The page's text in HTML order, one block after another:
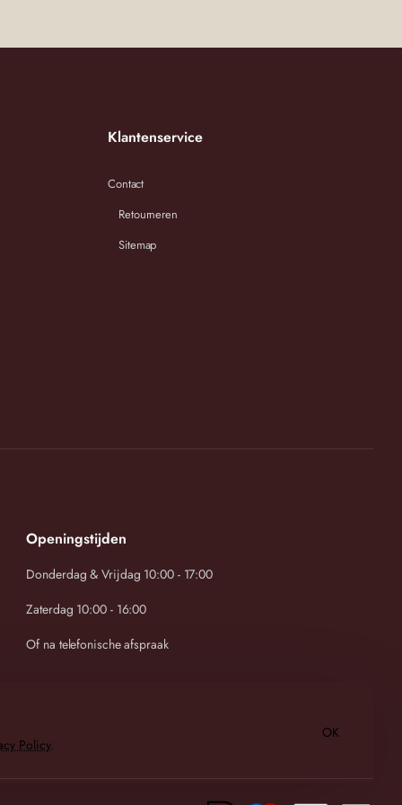
Policy.
OK
Klantenservice
Contact
Retourneren
Sitemap
Openingstijden
Donderdag & Vrijdag 10:00 - 17:00
Zaterdag 10:00 - 16:00
Of na telefonische afspraak